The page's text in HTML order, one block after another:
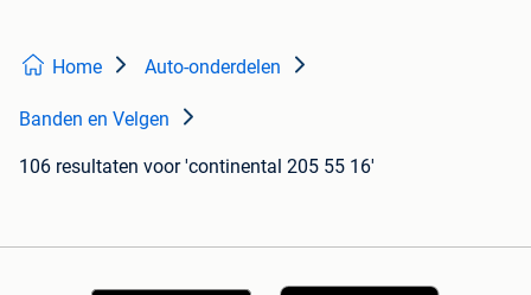
Home Auto-onderdelen
Banden en Velgen
106 resultaten voor 'continental 205 55 16'